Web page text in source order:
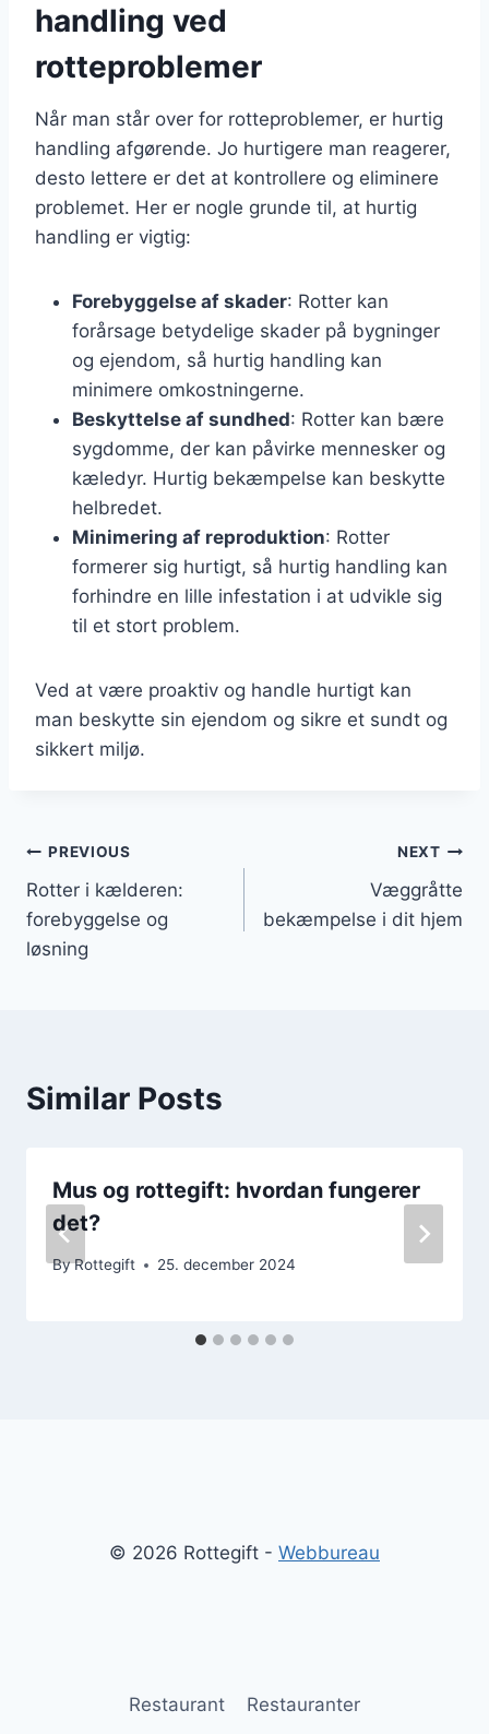
handling ved
rotteproblemer
Når man står over for rotteproblemer, er hurtig
handling afgørende. Jo hurtigere man reagerer,
desto lettere er det at kontrollere og eliminere
problemet. Her er nogle grunde til, at hurtig
handling er vigtig:
Forebyggelse af skader: Rotter kan
forårsage betydelige skader på bygninger
og ejendom, så hurtig handling kan
minimere omkostningerne.
Beskyttelse af sundhed: Rotter kan bære
sygdomme, der kan påvirke mennesker og
kæledyr. Hurtig bekæmpelse kan beskytte
helbredet.
Minimering af reproduktion: Rotter
formerer sig hurtigt, så hurtig handling kan
forhindre en lille infestation i at udvikle sig
til et stort problem.
Ved at være proaktiv og handle hurtigt kan
man beskytte sin ejendom og sikre et sundt og
sikkert miljø.
Indlægsnavigation
PREVIOUS
Rotter i kælderen:
forebyggelse og
løsning
NEXT
Væggråtte
bekæmpelse i dit hjem
Similar Posts
Mus og rottegift: hvordan fungerer
det?
ByRottegift 25. december 2024
© 2026 Rottegift - Webbureau
Restaurant
Restauranter